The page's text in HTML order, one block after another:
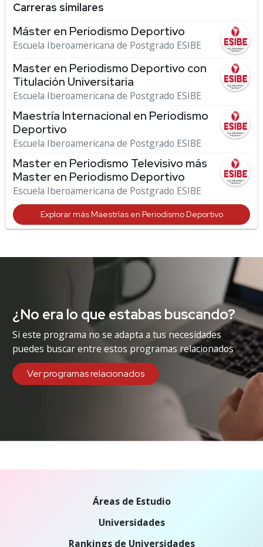
Carreras similares
Máster en Periodismo Deportivo
Escuela Iberoamericana de Postgrado ESIBE
Master en Periodismo Deportivo con
Titulación Universitaria
Escuela Iberoamericana de Postgrado ESIBE
Maestría Internacional en Periodismo
Deportivo
Escuela Iberoamericana de Postgrado ESIBE
Master en Periodismo Televisivo más
Master en Periodismo Deportivo
Escuela Iberoamericana de Postgrado ESIBE
Explorar más Maestrías en Periodismo Deportivo
¿No era lo que estabas buscando?
Si este programa no se adapta a tus necesidades
puedes buscar entre estos programas relacionados
Ver programas relacionados
Áreas de Estudio
Universidades
Rankings de Universidades